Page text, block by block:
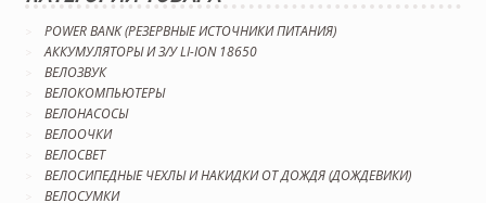
POWER BANK (РЕЗЕРВНЫЕ ИСТОЧНИКИ ПИТАНИЯ)
АККУМУЛЯТОРЫ И З/У LI-ION 18650
ВЕЛОЗВУК
ВЕЛОКОМПЬЮТЕРЫ
ВЕЛОНАСОСЫ
ВЕЛООЧКИ
ВЕЛОСВЕТ
ВЕЛОСИПЕДНЫЕ ЧЕХЛЫ И НАКИДКИ ОТ ДОЖДЯ (ДОЖДЕВИКИ)
ВЕЛОСУМКИ